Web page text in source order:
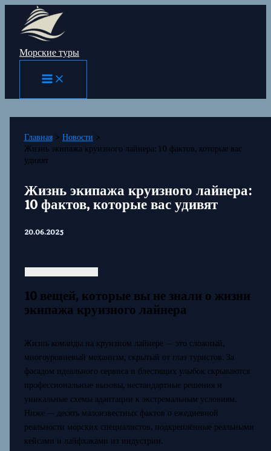
Перейти
содержимому
Морские туры
Главная
Новости
Жизнь экипажа круизного лайнера: 10 фактов, которые вас
удивят
Жизнь экипажа круизного лайнера:
10 фактов, которые вас удивят
20.06.2025
10 вещей, которые вы не знали о жизни
экипажа круизного лайнера
Жизнь команды на круизном лайнере — это сложный,
многоуровневый механизм, скрытый от глаз туристов. За
фасадом идеального сервиса и блестящих улыбок скрываются
профессиональные вызовы, нестандартные решения и
уникальные схемы адаптации к экстремальным условиям.
Ниже — десять малоизвестных фактов о ежедневной
реальности морских специалистов, подкреплённые реальными
кейсами и лайфхаками из индустрии.